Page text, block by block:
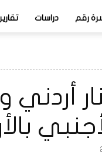
رقم دراسات
دينار